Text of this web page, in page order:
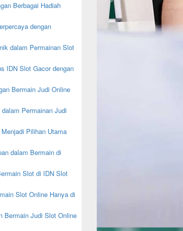
Berbagai Hadiah
dengan
dalam Permainan Slot
IDN Slot Gacor dengan
Bermain Judi Online
Permainan Judi
Pilihan Utama
dalam Bermain di
Slot di IDN Slot
Slot Online Hanya di
Bermain Judi Slot Online